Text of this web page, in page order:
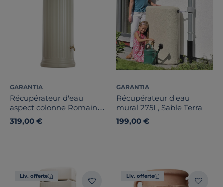
GARANTIA
Récupérateur d'eau
aspect colonne Romaine
330 L Sable
319,00 €
GARANTIA
Récupérateur d'eau
mural 275L, Sable Terra
199,00 €
Liv. offerte Liv. offerte